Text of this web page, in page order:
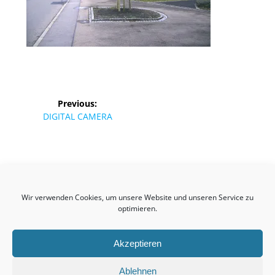
Wir verwenden Cookies, um unsere Website und unseren Service zu
optimieren.
Akzeptieren
Ablehnen
Beitragsnavigation
Previous:
Previous
DIGITAL CAMERA
Birkmannsweiler
© 2026 Kultur- & Heimatvereinigung Birkmannsweiler
Impressum